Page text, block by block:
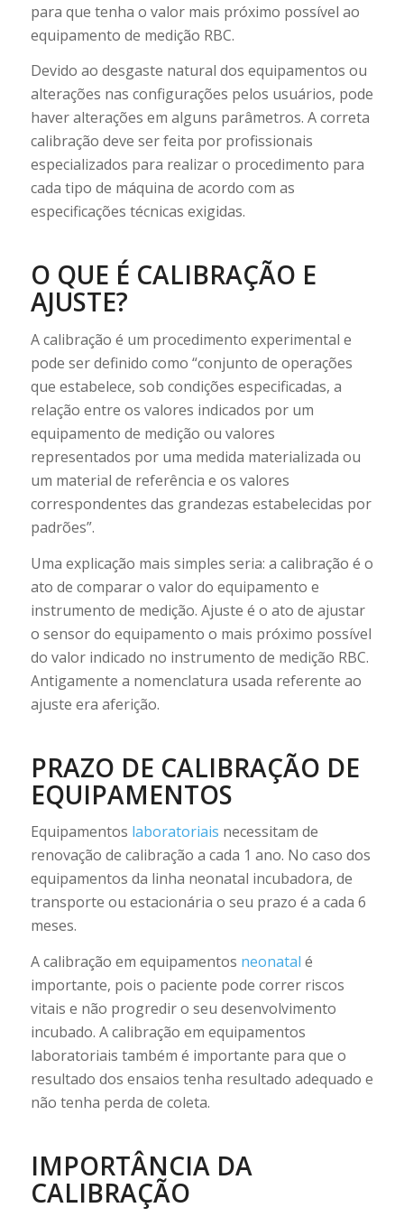
para que tenha o valor mais próximo possível ao
equipamento de medição RBC.
Devido ao desgaste natural dos equipamentos ou
alterações nas configurações pelos usuários, pode
haver alterações em alguns parâmetros. A correta
calibração deve ser feita por profissionais
especializados para realizar o procedimento para
cada tipo de máquina de acordo com as
especificações técnicas exigidas.
O QUE É CALIBRAÇÃO E
AJUSTE?
A calibração é um procedimento experimental e
pode ser definido como “conjunto de operações
que estabelece, sob condições especificadas, a
relação entre os valores indicados por um
equipamento de medição ou valores
representados por uma medida materializada ou
um material de referência e os valores
correspondentes das grandezas estabelecidas por
padrões”.
Uma explicação mais simples seria: a calibração é o
ato de comparar o valor do equipamento e
instrumento de medição. Ajuste é o ato de ajustar
o sensor do equipamento o mais próximo possível
do valor indicado no instrumento de medição RBC.
Antigamente a nomenclatura usada referente ao
ajuste era aferição.
PRAZO DE CALIBRAÇÃO DE
EQUIPAMENTOS
Equipamentos laboratoriais necessitam de
renovação de calibração a cada 1 ano. No caso dos
equipamentos da linha neonatal incubadora, de
transporte ou estacionária o seu prazo é a cada 6
meses.
A calibração em equipamentos neonatal é
importante, pois o paciente pode correr riscos
vitais e não progredir o seu desenvolvimento
incubado. A calibração em equipamentos
laboratoriais também é importante para que o
resultado dos ensaios tenha resultado adequado e
não tenha perda de coleta.
IMPORTÂNCIA DA
CALIBRAÇÃO